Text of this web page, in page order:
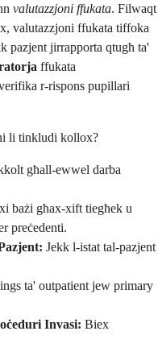
valutazzjoni ffukata. Filwaqt
valutazzjoni ffukata tiffoka
pazjent jirrapporta qtugħ ta'
ffukata
r-rispons pupillari
li tinkludi kollox?
għall-ewwel darba
bażi għax-xift tiegħek u
preċedenti.
Jekk l-istat tal-pazjent
ta' outpatient jew primary
Invasi: Biex